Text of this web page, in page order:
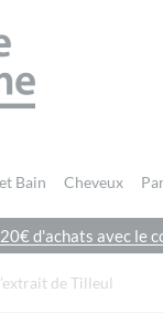
OFFICIEL
Bain Cheveux
d'achats avec le
de Tilleul